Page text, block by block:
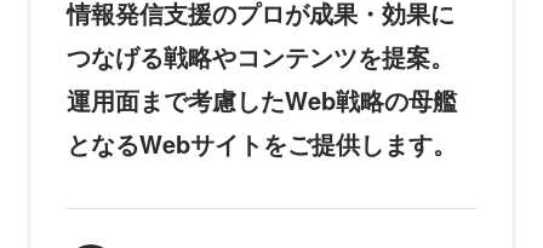
情報発信支援のプロが成果・効果に
つなげる戦略やコンテンツを提案。
運用面まで考慮したWeb戦略の母艦
となるWebサイトをご提供します。